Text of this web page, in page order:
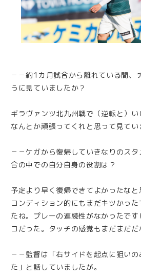
－－約1カ月試合から離れている間、
うに見ていましたか？
ギラヴァンツ北九州戦で（逆転と）い
なんとか頑張ってくれと思って見てい
－－ケガから復帰していきなりのス
合の中での自分自身の役割は？
予定より早く復帰できてよかったなと
コンディション的にもまだキツかっ
たね。プレーの連続性がなかったで
コだった。タッチの感覚もまだまだだ
－－監督は「右サイドを起点に狙い
た」と話していましたが。